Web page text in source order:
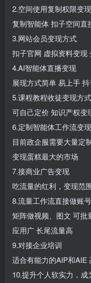
2.空间使用复制权限变现
复制智能体 扣子空间直
3.网站会员变现方式
扣子官网 虚拟资料变现
4.AI智能体直播变现
展现方式简单 易上手
5.课程教程收徒变现方式
可自己定价 知识产权变
6.定制智能体工作流变现
目前政企服需要大量定
变现蛋糕最大的市场
7.接商业广告变现
吃流量的红利，变现范
8.流量工作流直接做账号
矩阵做视频、图文 可批
应用广 长尾流量高
9.对接企业培训
适合有能力的AIP和AIE
10.提升个人软实力，